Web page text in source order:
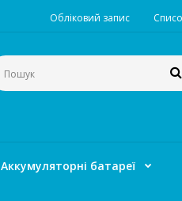
Обліковий запис
Аккумуляторні батареї